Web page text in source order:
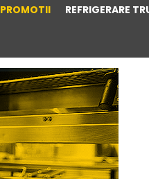
PROMOTII REFRIGERARE